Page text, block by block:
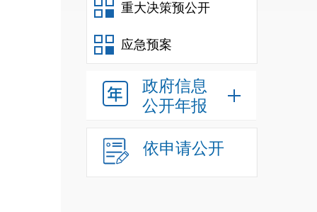
重大决策预公开
应急预案
政府信息
公开年报
依申请公开